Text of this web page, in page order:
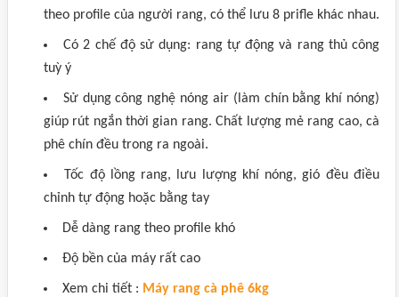
theo profile của người rang, có thể lưu 8 prifle khác nhau.
Có 2 chế độ sử dụng: rang tự động và rang thủ công
tuỳ ý
Sử dụng công nghệ nóng air (làm chín bằng khí nóng)
giúp rút ngắn thời gian rang. Chất lượng mẻ rang cao, cà
phê chín đều trong ra ngoài.
Tốc độ lồng rang, lưu lượng khí nóng, gió đều điều
chỉnh tự động hoặc bằng tay
Dễ dàng rang theo profile khó
Độ bền của máy rất cao
Xem chi tiết : Máy rang cà phê 6kg